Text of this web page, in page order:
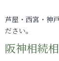
芦屋・西宮・神
ださい。
阪神相続